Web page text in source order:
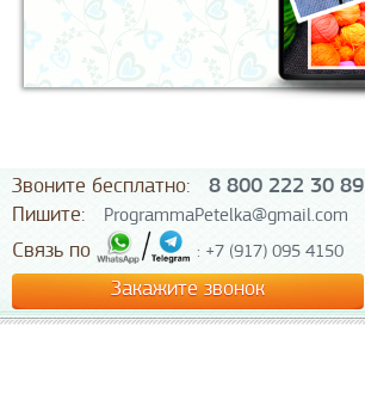
Звоните бесплатно:
8 800 222 30 89
Пишите:
ProgrammaPetelka@gmail.com
Связь по : +7 (917) 095 4150
Закажите звонок